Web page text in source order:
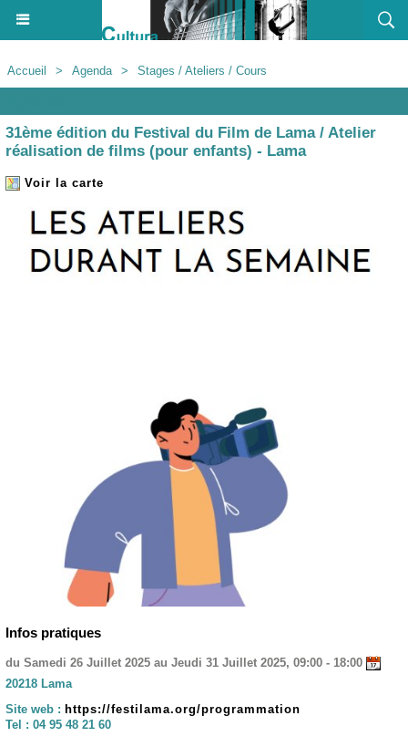
Accueil > Agenda > Stages / Ateliers / Cours
31ème édition du Festival du Film de Lama / Atelier
réalisation de films (pour enfants) - Lama
Voir la carte
Infos pratiques
du Samedi 26 Juillet 2025 au Jeudi 31 Juillet 2025, 09:00 - 18:00
20218 Lama
Site web : https://festilama.org/programmation
Tel : 04 95 48 21 60